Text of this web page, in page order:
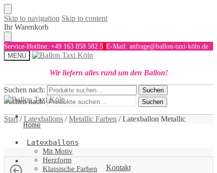
Skip to navigation Skip to content
Ihr Warenkorb
Service-Hotline: +49 163 858 582 5 E-Mail: anfrage@ballon-taxi-köln.de
MENU
Wir liefern alles rund um den Ballon!
Suchen nach: Suchen
Kontakt
Suchen nach: Suchen
Home
Latexballons
Mit Motiv
Herzform
Klassische Farben
Start /Latexballons /Metallic Farben /Latexballon Metallic